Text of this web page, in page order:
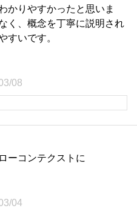
かりやすかったと思いま
く、概念を丁寧に説明され
すいです。
08
ーコンテクストに
04